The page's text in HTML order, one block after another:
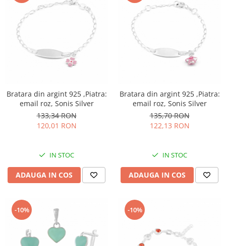
Bratara din argint 925 ,Piatra:
email roz, Sonis Silver
133,34 RON
120,01 RON
IN STOC
ADAUGA IN COS
Bratara din argint 925 ,Piatra:
email roz, Sonis Silver
135,70 RON
122,13 RON
IN STOC
ADAUGA IN COS
-10% -10%